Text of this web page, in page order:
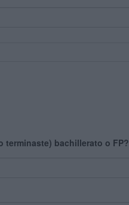
terminaste) bachillerato o FP?